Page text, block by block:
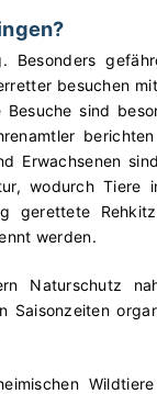
Besonders
besuchen
sind
Erwachsenen
wodurch
gerettete
werden.
Naturschutz
Saisonzeiten